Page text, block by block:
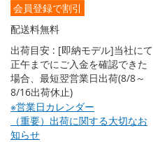
会員登録で割引
配送料無料
出荷目安 : [即納モデル]当社にて
正午までにご入金を確認できた
場合、最短翌営業日出荷(8/8～
8/16出荷休止)
※営業日カレンダー
（重要）出荷に関する大切なお
知らせ